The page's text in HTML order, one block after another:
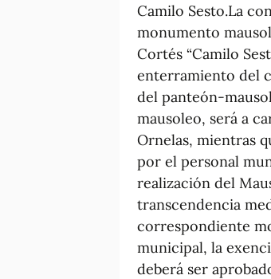
Camilo Sesto.La
monumento
Cortés “Camilo
enterramiento del
del panteón-
mausoleo, será a
Ornelas, mientras
por el personal
realización del
transcendencia
correspondiente
municipal, la
deberá ser